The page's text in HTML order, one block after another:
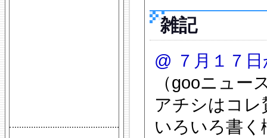
雑記
@ ７月１７
（gooニュー
アチシはコ
いろいろ書